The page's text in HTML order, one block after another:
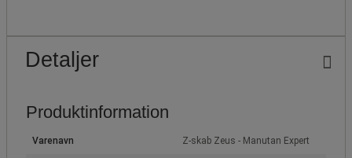
Detaljer
Produktinformation
Varenavn Z-skab Zeus - Manutan Expert